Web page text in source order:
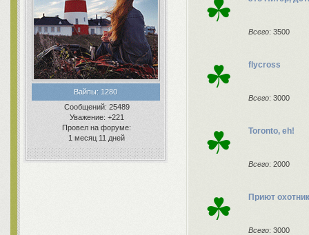
Вайпы: 1280
Сообщений: 25489
Уважение: +221
Провел на форуме:
1 месяц 11 дней
☘
Всего: 3500
☘ flycross
Всего: 3000
☘ Toronto, eh!
Всего: 2000
☘ Приют
Всего: 3000